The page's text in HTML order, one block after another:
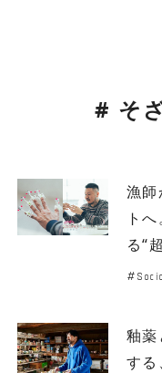
# そ
漁師
ト
る“
釉薬
する